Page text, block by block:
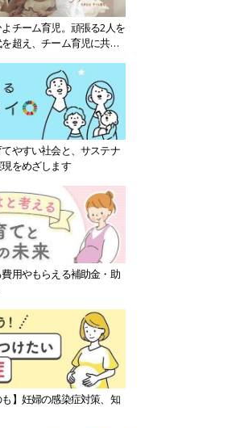
チーム育児。頑張る2人を
超え、チーム育児に共感
やすい社会と、サステナ
をめざします
用やもらえる補助金・助
も】妊婦の感染症対策、知